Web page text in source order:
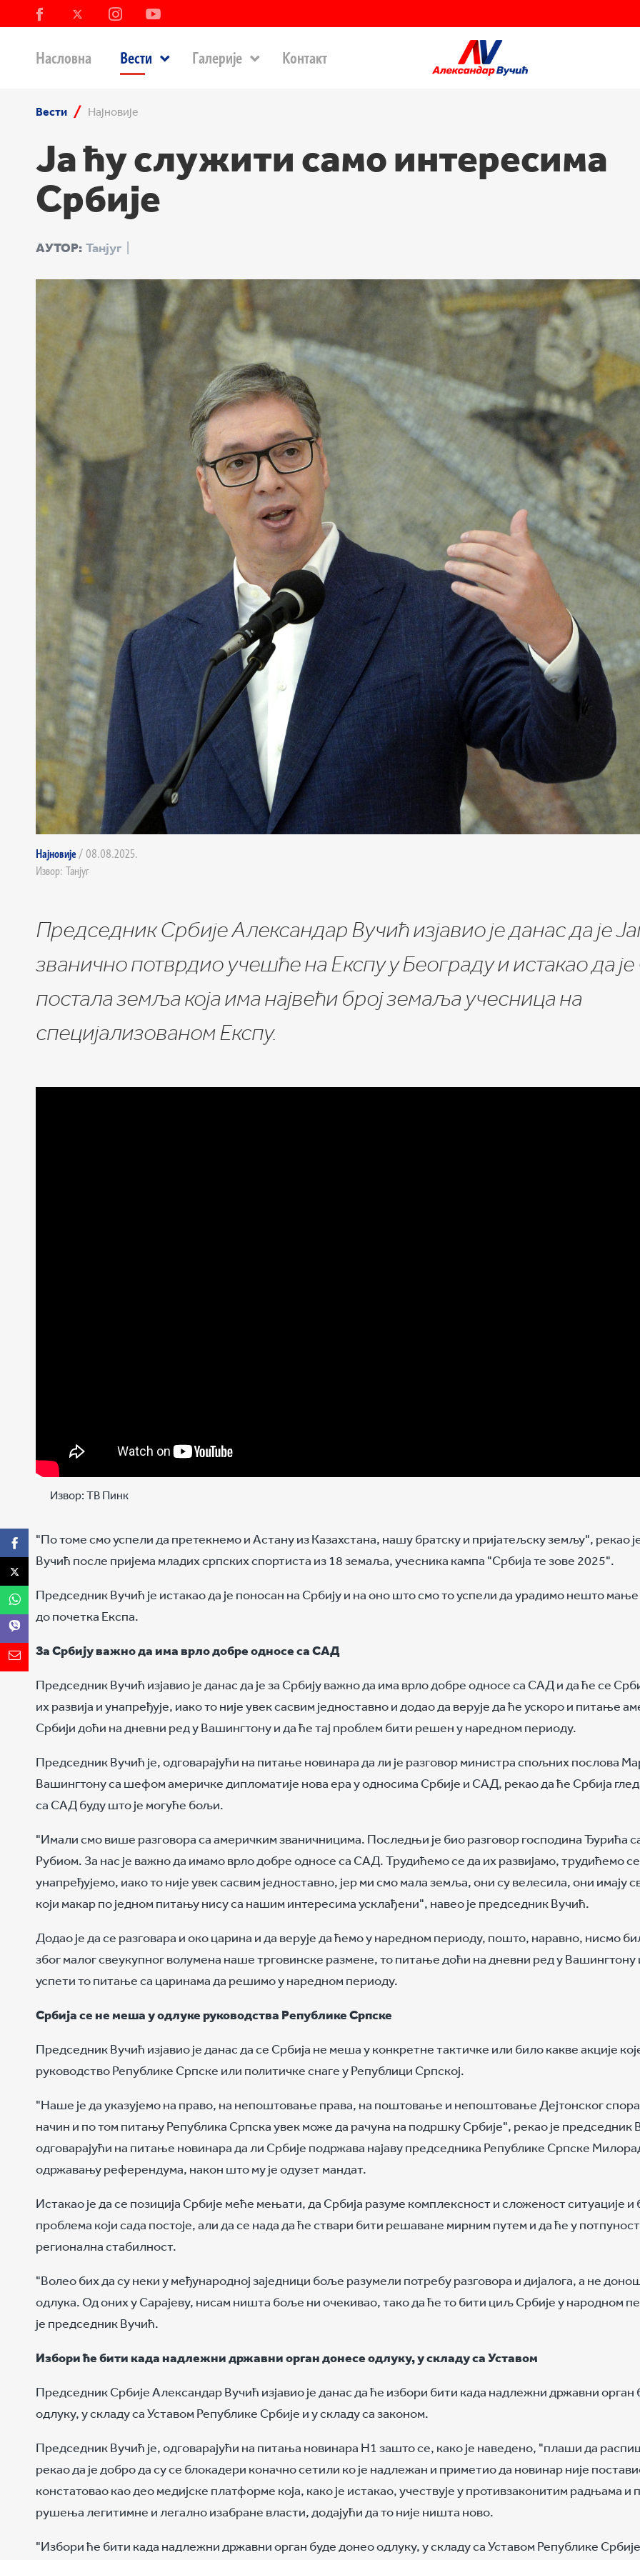
Насловна Вести Галерије Контакт
Вести Најновије
Ја ћу служити само интересима
Србије
АУТОР: Танјуг
Најновије / 08.08.2025.
Извор: Танјуг
Председник Србије Александар Вучић изјавио је данас да је
званично потврдио учешће на Експу у Београду и истакао да
постала земља која има највећи број земаља учесница на
специјализованом Експу.
Извор: ТВ Пинк
"По томе смо успели да претекнемо и Астану из Казахстана, нашу братску и пријатељску земљу", рекао
Вучић после пријема младих српских спортиста из 18 земаља, учесника кампа "Србија те зове 2025".
Председник Вучић је истакао да је поносан на Србију и на оно што смо то успели да урадимо нешто
до почетка Експа.
За Србију важно да има врло добре односе са САД
Председник Вучић изјавио је данас да је за Србију важно да има врло добре односе са САД и да ће се
их развија и унапређује, иако то није увек сасвим једноставно и додао да верује да ће ускоро и питање
Србији доћи на дневни ред у Вашингтону и да ће тај проблем бити решен у наредном периоду.
Председник Вучић је, одговарајући на питање новинара да ли је разговор министра спољних послова
Вашингтону са шефом америчке дипломатије нова ера у односима Србије и САД, рекао да ће Србија
са САД буду што је могуће бољи.
"Имали смо више разговора са америчким званичницима. Последњи је био разговор господина Ђурића
Рубиом. За нас је важно да имамо врло добре односе са САД. Трудићемо се да их развијамо, трудићемо
унапређујемо, иако то није увек сасвим једноставно, јер ми смо мала земља, они су велесила, они имају
који макар по једном питању нису са нашим интересима усклађени", навео је председник Вучић.
Додао је да се разговара и око царина и да верује да ћемо у наредном периоду, пошто, наравно, нисмо
због малог свеукупног волумена наше трговинске размене, то питање доћи на дневни ред у Вашингтону
успети то питање са царинама да решимо у наредном периоду.
Србија се не меша у одлуке руководства Републике Српске
Председник Вучић изјавио је данас да се Србија не меша у конкретне тактичке или било какве акције
руководство Републике Српске или политичке снаге у Републици Српској.
"Наше је да указујемо на право, на непоштовање права, на поштовање и непоштовање Дејтонског
начин и по том питању Република Српска увек може да рачуна на подршку Србије", рекао је председник
одговарајући на питање новинара да ли Србије подржава најаву председника Републике Српске
одржавању референдума, након што му је одузет мандат.
Истакао је да се позиција Србије меће мењати, да Србија разуме комплексност и сложеност ситуације и
проблема који сада постоје, али да се нада да ће ствари бити решаване мирним путем и да ће у
регионална стабилност.
"Волео бих да су неки у међународној заједници боље разумели потребу разговора и дијалога, а не
одлука. Од оних у Сарајеву, нисам ништа боље ни очекивао, тако да ће то бити циљ Србије у народном
је председник Вучић.
Избори ће бити када надлежни државни орган донесе одлуку, у складу са Уставом
Председник Србије Александар Вучић изјавио је данас да ће избори бити када надлежни државни орган
одлуку, у складу са Уставом Републике Србије и у складу са законом.
Председник Вучић је, одговарајући на питања новинара Н1 зашто се, како је наведено, "плаши да
рекао да је добро да су се блокадери коначно сетили ко је надлежан и приметио да новинар није
констатовао као део медијске платформе која, како је истакао, учествује у противзаконитим радњама и
рушења легитимне и легално изабране власти, додајући да то није ништа ново.
"Избори ће бити када надлежни државни орган буде донео одлуку, у складу са Уставом Републике